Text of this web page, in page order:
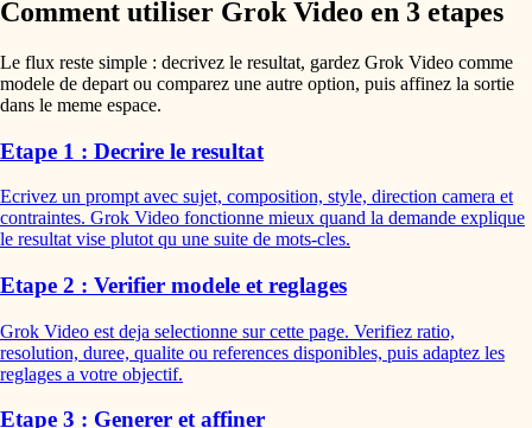
Comment utiliser Grok Video en 3 etapes
Le flux reste simple : decrivez le resultat, gardez Grok Video comme
modele de depart ou comparez une autre option, puis affinez la sortie
dans le meme espace.
Etape 1 : Decrire le resultat
Ecrivez un prompt avec sujet, composition, style, direction camera et
contraintes. Grok Video fonctionne mieux quand la demande explique
le resultat vise plutot qu une suite de mots-cles.
Etape 2 : Verifier modele et reglages
Grok Video est deja selectionne sur cette page. Verifiez ratio,
resolution, duree, qualite ou references disponibles, puis adaptez les
reglages a votre objectif.
Etape 3 : Generer et affiner